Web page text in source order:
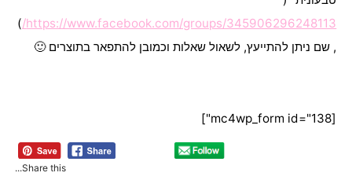
https://www.facebook.com/groups/345906296248113/
)
, שם ניתן להתייעץ, לשאול שאלות וכמובן להתפאר בתוצרים 🙂
[mc4wp_form id="138"]
Share this...